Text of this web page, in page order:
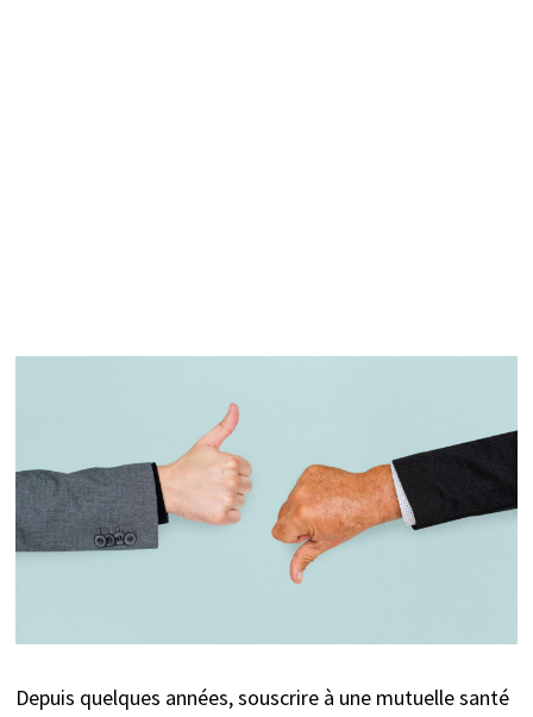
Depuis quelques années, souscrire à une mutuelle santé